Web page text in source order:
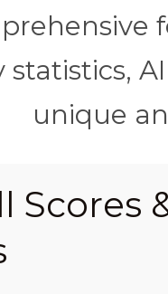
statistics,
unique
Scores